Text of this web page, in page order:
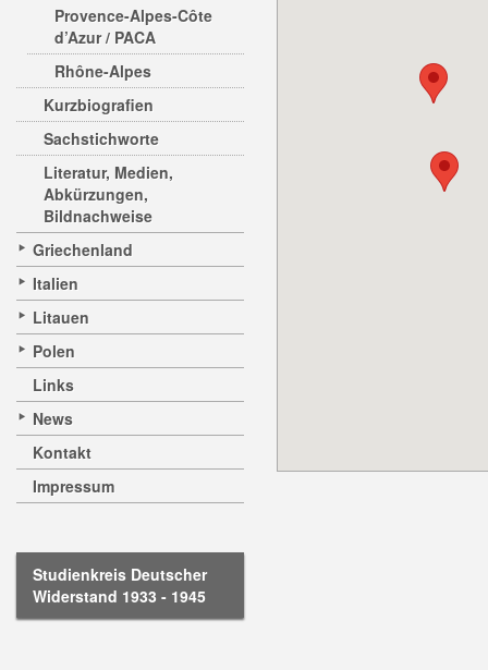
Provence-Alpes-Côte
d’Azur / PACA
Rhône-Alpes
Kurzbiografien
Sachstichworte
Literatur, Medien,
Abkürzungen,
Bildnachweise
Griechenland
Italien
Litauen
Polen
Links
News
Kontakt
Impressum
Studienkreis Deutscher
Widerstand 1933 - 1945